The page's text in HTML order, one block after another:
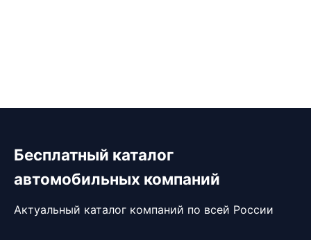
Бесплатный каталог
автомобильных компаний
Актуальный каталог компаний по всей России